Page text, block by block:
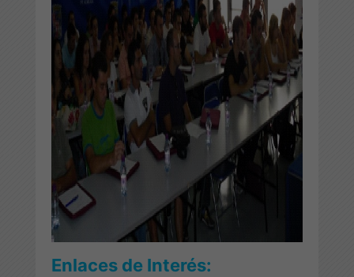
Enlaces de Interés: